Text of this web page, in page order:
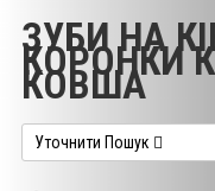
ЗУБИ НА
КОРОНКИ
КОВША
Уточнити Пошук